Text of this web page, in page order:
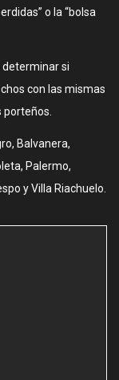
o la “bolsa
determinar si
con las mismas
Balvanera,
Palermo,
y Villa Riachuelo.